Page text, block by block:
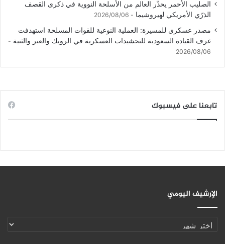
الصليب الأحمر يحذّر العالم من الأسلحة النووية في ذكرى القصف
الذرّي الأمريكي لهيروشيما
2026/08/06
مصدر عسكري للمسيرة: العملية النوعية للقوات المسلحة استهدفت
غرف القيادة السعودية للتحشيدات العسكرية في الرويك والعبر والثنية
2026/08/06
تابعنا على فيسبوك
الإرشيف اليومي
الإرشيف